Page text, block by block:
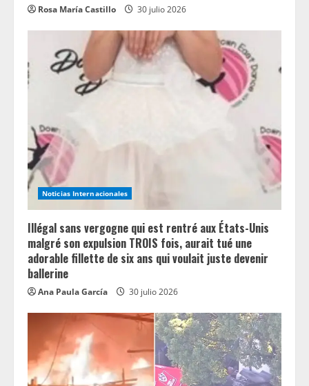
Rosa María Castillo 30 julio 2026
Noticias Internacionales
Illégal sans vergogne qui est rentré aux États-Unis
malgré son expulsion TROIS fois, aurait tué une
adorable fillette de six ans qui voulait juste devenir
ballerine
Ana Paula García 30 julio 2026